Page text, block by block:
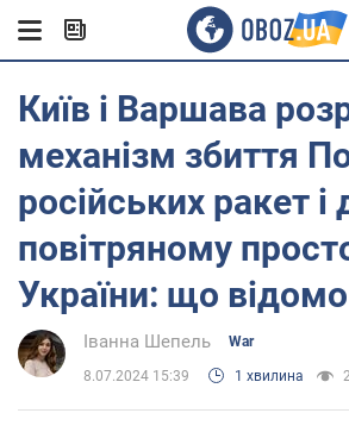
Київ і Варшава
механізм збиття
російських ракет і
повітряному
України: що відомо
Іванна Шепель War
8.07.2024 15:39 1 хвилина